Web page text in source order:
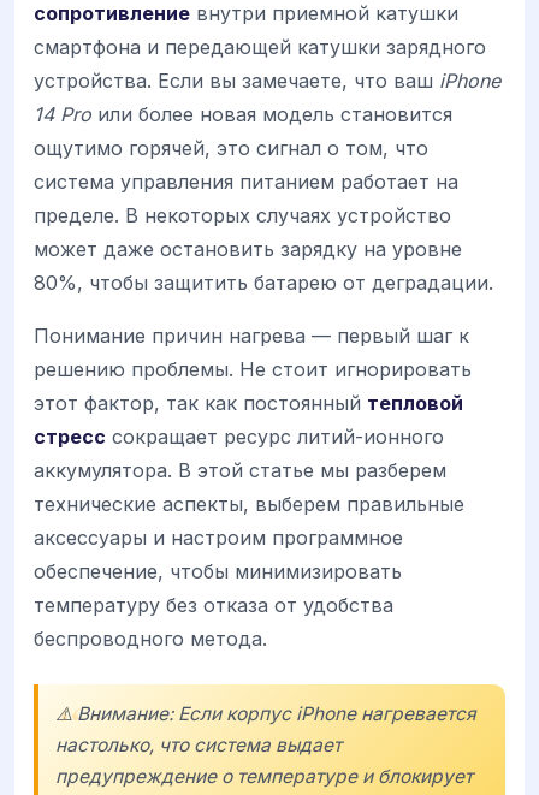
сопротивление внутри приемной катушки
смартфона и передающей катушки зарядного
устройства. Если вы замечаете, что ваш iPhone
14 Pro или более новая модель становится
ощутимо горячей, это сигнал о том, что
система управления питанием работает на
пределе. В некоторых случаях устройство
может даже остановить зарядку на уровне
80%, чтобы защитить батарею от деградации.
Понимание причин нагрева — первый шаг к
решению проблемы. Не стоит игнорировать
этот фактор, так как постоянный тепловой
стресс сокращает ресурс литий-ионного
аккумулятора. В этой статье мы разберем
технические аспекты, выберем правильные
аксессуары и настроим программное
обеспечение, чтобы минимизировать
температуру без отказа от удобства
беспроводного метода.
⚠️ Внимание: Если корпус iPhone нагревается
настолько, что система выдает
предупреждение о температуре и блокирует